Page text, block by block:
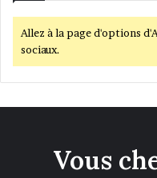
Allez à la page d'options
sociaux.
Vous